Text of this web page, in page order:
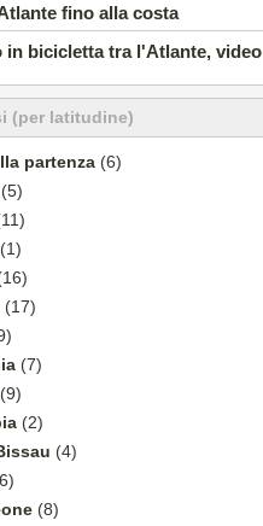
fino alla costa
in bicicletta tra l'Atlante, video
(per latitudine)
partenza (6)
(5)
(1)
(17)
(7)
(9)
(2)
(4)
(8)